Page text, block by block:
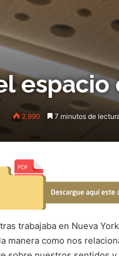
2.990 7 minutos de
trabajaba en Nueva
manera como nos